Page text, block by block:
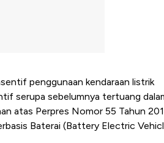
penggunaan kendaraan listrik
serupa sebelumnya tertuang
atas Perpres Nomor 55 Tahun
Baterai (Battery Electric